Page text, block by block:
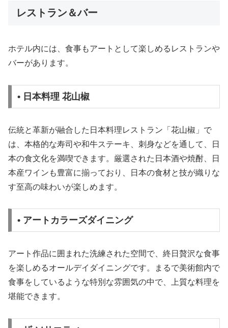
レストラン＆バー
ホテル内には、食事もアートとして楽しめるレストランや
バーがあります。
• 日本料理 花山椒
伝統と革新が融合した日本料理レストラン「花山椒」で
は、本格的な寿司や和牛ステーキ、刺身などを通して、日
本の食文化を満喫できます。厳選された日本酒や焼酎、日
本産ワインも豊富に揃っており、日本の食材と技が織りな
す至高の味わいが楽しめます。
• アートカラーズダイニング
アート作品に囲まれた洗練された空間で、終日贅沢な食事
を楽しめるオールデイダイニングです。まるで美術館内で
食事をしているような特別な雰囲気の中で、上質な料理を
堪能できます。